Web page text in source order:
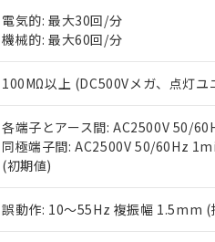
電気的: 最大30回/分
機械的: 最大60回/分
100MΩ以上 (DC500Vメガ、点灯ユ
各端子とアース間: AC2500V 50/
同極端子間: AC2500V 50/60Hz
(初期値)
誤動作: 10～55Hz 複振幅 1.5mm
51物質の非含有証明書（当社基
※本証明書は発行日時点で非含
また、RoHS指令のフタル酸エ
混在することから備考欄に対応
既に当社にて対応品への在庫
り割愛しております。